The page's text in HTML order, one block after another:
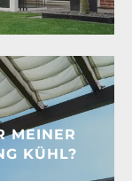
MEINER
KÜHL?